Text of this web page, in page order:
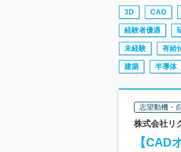
3D CAD
経験者優遇
未経験 有給
建築 半導体
志望動機・
株式会社リ
【CAD